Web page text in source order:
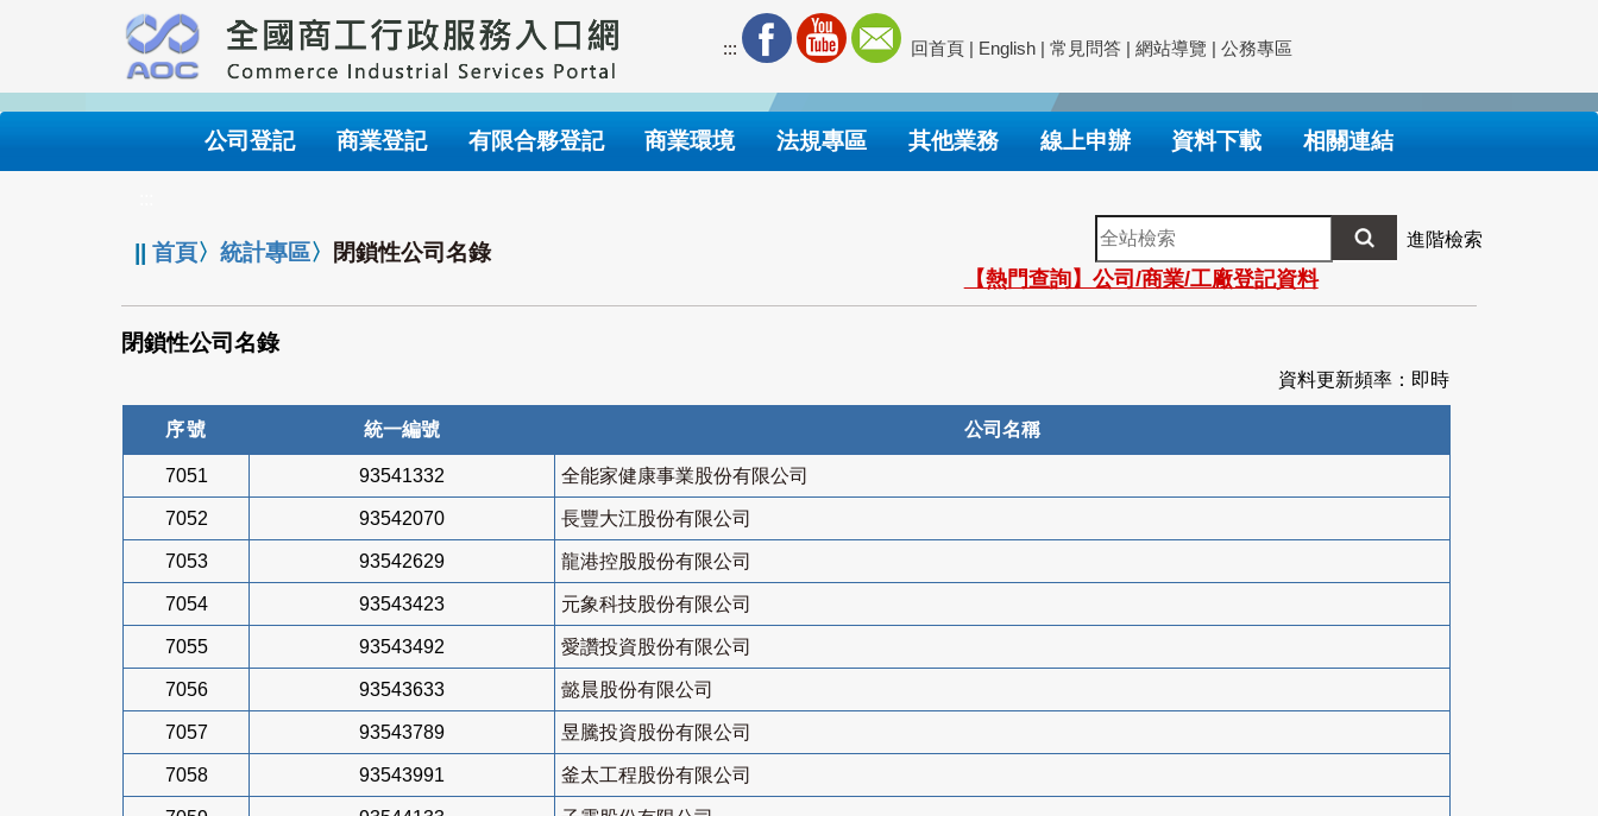
要
內
::: 回首頁 | English | 常見問答 | 網站導覽 | 公務專區
公司登記 商業登記 有限合夥登記 商業環境 法規專區 其他業務 線上申辦 資料下載 相關連結
||首頁〉統計專區〉 閉鎖性公司名錄
全
站
檢
索
進階檢索
【熱門查詢】公司/商業/工廠登記資料
閉鎖性公司名錄
資料更新頻率：即時
序號 統一編號 公司名稱
7051 93541332 全能家健康事業股份有限公司
7052 93542070 長豐大江股份有限公司
7053 93542629 龍港控股股份有限公司
7054 93543423 元象科技股份有限公司
7055 93543492 愛讚投資股份有限公司
7056 93543633 懿晨股份有限公司
7057 93543789 昱騰投資股份有限公司
7058 93543991 釜太工程股份有限公司